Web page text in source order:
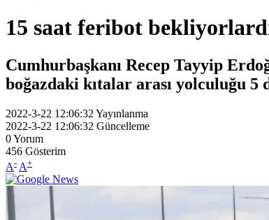
15 saat feribot
Cumhurbaşkanı Recep Tayyip
boğazdaki kıtalar arası yolculuğu 5
2022-3-22 12:06:32 Yayınlanma
2022-3-22 12:06:32 Güncelleme
0Yorum
456 Gösterim
A- A+